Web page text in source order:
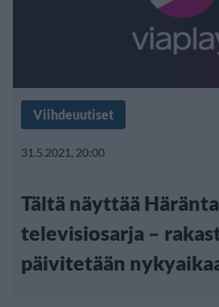
Viihdeuutiset
31.5.2021, 20:00
Tältä näyttää
televisiosarja –
päivitetään